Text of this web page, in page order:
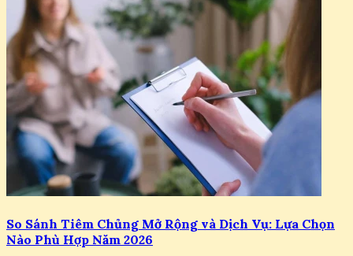
So Sánh Tiêm Chủng Mở Rộng và Dịch Vụ: Lựa Chọn
Nào Phù Hợp Năm 2026